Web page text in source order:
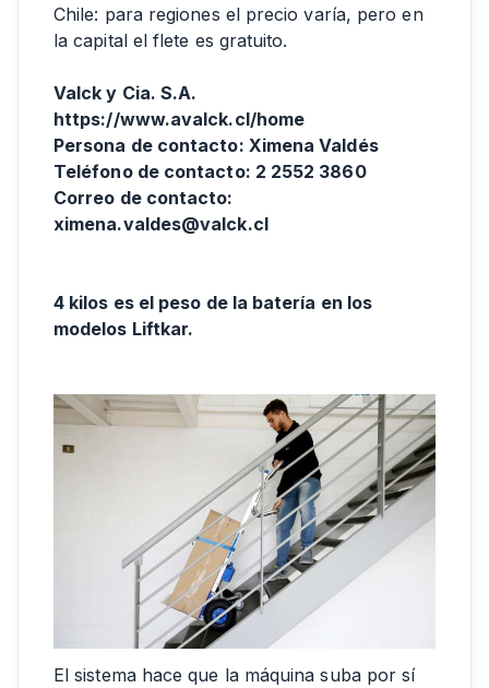
Chile: para regiones el precio varía, pero en
la capital el flete es gratuito.
Valck y Cia. S.A.
https://www.avalck.cl/home
Persona de contacto: Ximena Valdés
Teléfono de contacto: 2 2552 3860
Correo de contacto:
ximena.valdes@valck.cl
4 kilos es el peso de la batería en los
modelos Liftkar.
El sistema hace que la máquina suba por sí